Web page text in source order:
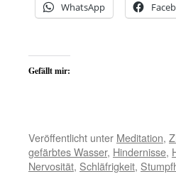
WhatsApp
Gefällt mir:
Veröffentlicht unter Meditation,
gefärbtes Wasser, Hindernisse,
Nervosität, Schläfrigkeit,